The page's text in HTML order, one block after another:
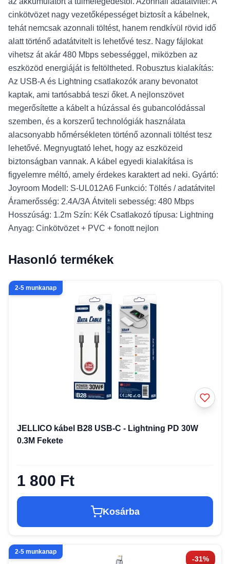
cinkötvözet nagy vezetőképességet biztosít a kábelnek,
tehát nemcsak azonnali töltést, hanem rendkívül rövid idő
alatt történő adatátvitelt is lehetővé tesz. Nagy fájlokat
vihetsz át akár 480 Mbps sebességgel, miközben az
eszközöd energiáját is feltöltheted. Robusztus kialakítás:
Az USB-A és Lightning csatlakozók arany bevonatot
kaptak, ami tartósabbá teszi őket. A nejlonszövet
megerősítette a kábelt a húzással és gubancolódással
szemben, és a korszerű technológiák használata
alacsonyabb hőmérsékleten történő azonnali töltést tesz
lehetővé. Megnyugtató lehet, hogy az eszközeid
biztonságban vannak. A kábel egyedi kialakítása is
figyelemre méltó, amely érdekes karaktert ad neki. Gyártó:
Joyroom Modell: S-UL012A6 Funkció: Töltés / adatátvitel
Áramerősség: 2.4A/3A Átviteli sebesség: 480 Mbps
Hosszúság: 1.2m Szín: Kék Csatlakozó típusa: Lightning
Anyag: Cinkötvözet + PVC + fonott nejlon
Hasonló termékek
2-5 munkanap
JELLICO kábel B28 USB-C - Lightning PD 30W
0.3M Fekete
1 800 Ft
Kosárba
-31%
2-5 munkanap